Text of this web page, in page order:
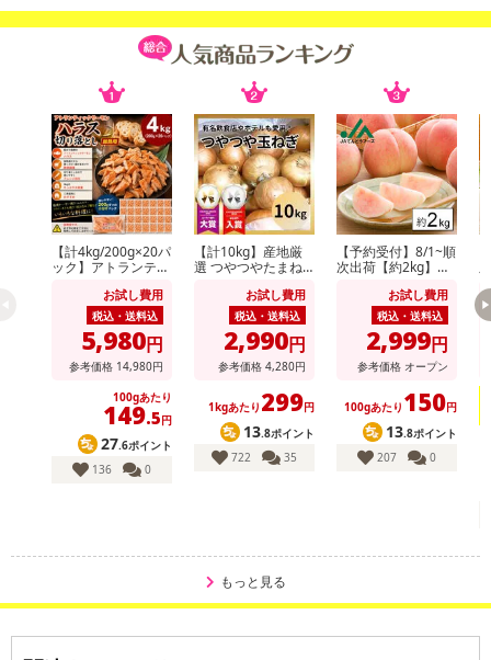
製造日より180日
※商品到着時点でのお日持ち期間は、配送日数などにより異なり
ますのでご了承ください。
・原産国（最終加工地）：日本（滋賀県）
・原材料/材質/素材：牛肉(バラ肉、カタ肉)
・お召し上がり方：
・凍っている場合は、自然解凍してください。
・お急ぎの場合は、流水解凍してください。
・解凍後は、しっかり焼いてお召し上がりください。
・その他商品仕様：等級：A3ランク以上
注意事項
【賞味・消費期限のある商品について】
商品到着時点でのお日持ち期間は、配送日数などにより異なります
のでご了承ください。
にご納得いただきましたうえでお申し込みください。
※パッケージ変更や商品リニューアル（成分など含む）等により、
【計4kg/200g×20パ
ック】アトランティ
切り落としお試し費用
税込・送料込
5,980円
参考価格 14,980円
100gあたり
149.5円
27.6ポイント
136
0
【計10kg】産地厳
選 つやつやたまね
お試し費用
税込・送料込
2,990円
参考価格 4,280円
1kgあたり 299円
13.8ポイント
722
35
【予約受付】8/1~順
次出荷【約2kg】山
玉数おまかせ)※ご家
お試し費用
税込・送料込
2,999円
参考価格 オープン
100gあたり 150円
13.8ポイント
207
0
もっと見る